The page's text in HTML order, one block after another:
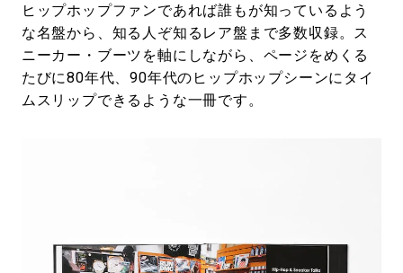
ヒップホップファンであれば誰もが知っているよう
な名盤から、知る人ぞ知るレア盤まで多数収録。ス
ニーカー・ブーツを軸にしながら、ページをめくる
たびに80年代、90年代のヒップホップシーンにタイ
ムスリップできるような一冊です。